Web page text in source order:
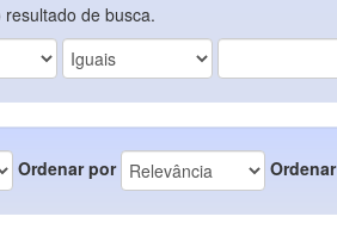
de busca.
Ordenar por Ordenar